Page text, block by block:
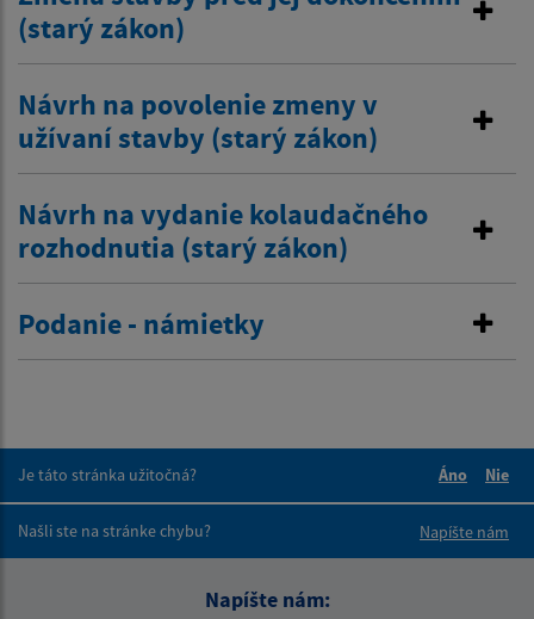
(starý zákon)
Návrh na povolenie zmeny v
užívaní stavby (starý zákon)
Návrh na vydanie kolaudačného
rozhodnutia (starý zákon)
Podanie - námietky
Je táto stránka užitočná?
Áno
Nie
Našli ste na stránke chybu?
Napíšte nám
Napíšte nám: